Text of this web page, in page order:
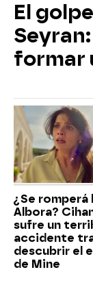
El
formar
¿Se romperá
Albora?
sufre un
accidente
descubrir el
de Mine